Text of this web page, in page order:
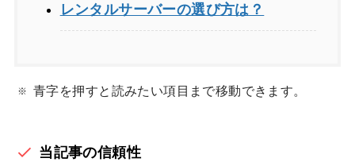
レンタルサーバーの選び方は？
青字を押すと読みたい項目まで移動できます。
当記事の信頼性